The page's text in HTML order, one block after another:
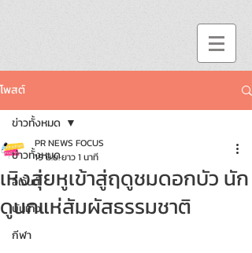
โพสต์
ข่าวทั้งหมด
อีเว้นท์
บันเทิง
กีฬา
ข่าวทั้งหมด
เหิงสุ่ยหูเข้าสู่ฤดูชมดอกบัว นัก
ดูนกแห่สัมผัสธรรมชาติ
PR NEWS FOCUS
19 มิ.ย.ยาว 1 นาที